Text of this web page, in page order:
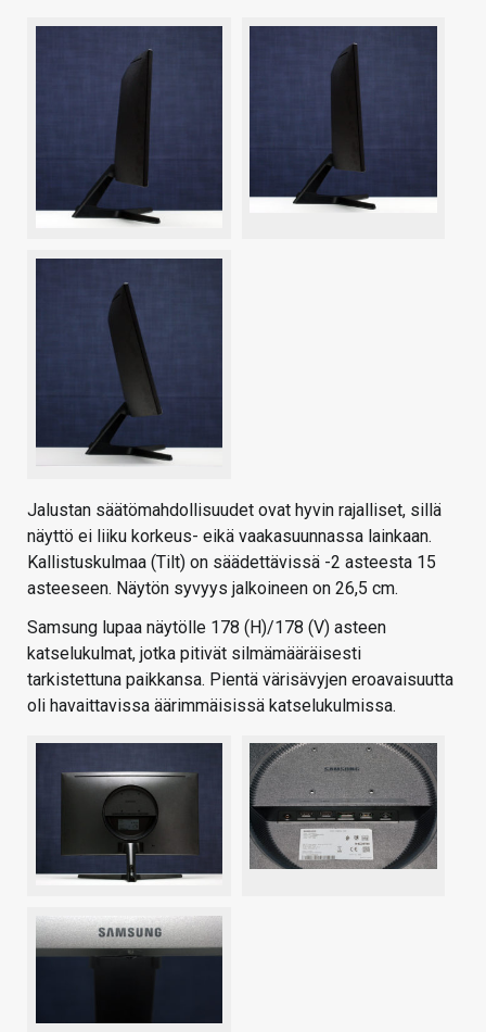
Jalustan säätömahdollisuudet ovat hyvin rajalliset, sillä
näyttö ei liiku korkeus- eikä vaakasuunnassa lainkaan.
Kallistuskulmaa (Tilt) on säädettävissä -2 asteesta 15
asteeseen. Näytön syvyys jalkoineen on 26,5 cm.
Samsung lupaa näytölle 178 (H)/178 (V) asteen
katselukulmat, jotka pitivät silmämääräisesti
tarkistettuna paikkansa. Pientä värisävyjen eroavaisuutta
oli havaittavissa äärimmäisissä katselukulmissa.